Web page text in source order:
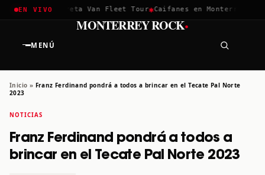
EN VIVO
2026✱Greta Van Fleet Tour✱Caifanes en Monterrey · 12
MENÚ
MONTERREY ROCK·
Inicio » Franz Ferdinand pondrá a todos a brincar en el Tecate Pal Norte
2023
NOTICIAS
Franz Ferdinand pondrá a todos a
brincar en el Tecate Pal Norte 2023